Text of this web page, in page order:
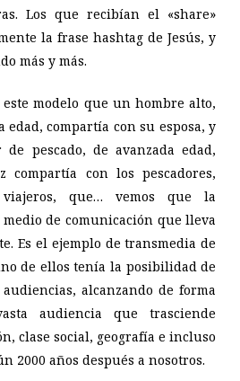
Los que recibían el «share»
la frase hashtag de Jesús, y
más y más.
modelo que un hombre alto,
compartía con su esposa, y
pescado, de avanzada edad,
con los pescadores,
que… vemos que la
de comunicación que lleva
Es el ejemplo de transmedia de
de ellos tenía la posibilidad de
alcanzando de forma
audiencia que trasciende
clase social, geografía e incluso
2000 años después a nosotros.